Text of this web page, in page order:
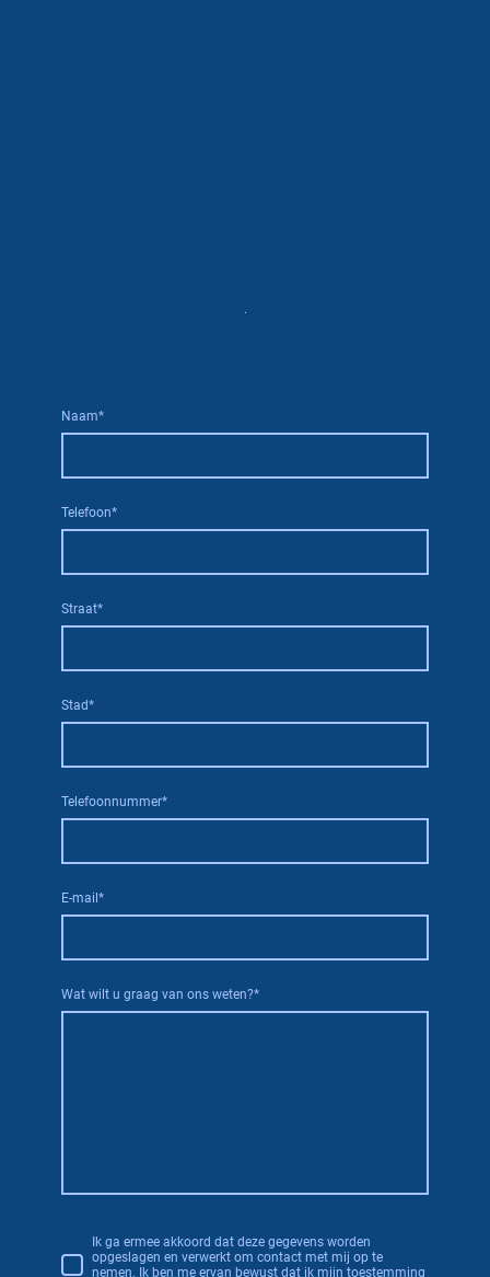
.
Naam*
Telefoon*
Straat*
Stad*
Telefoonnummer*
E-mail*
Wat wilt u graag van ons weten?*
Ik ga ermee akkoord dat deze gegevens worden
opgeslagen en verwerkt om contact met mij op te
nemen. Ik ben me ervan bewust dat ik mijn toestemming